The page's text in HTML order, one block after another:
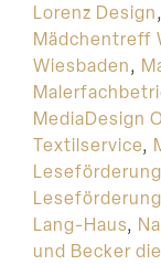
Lorenz Design,
Mädchentreff
Wiesbaden,
MediaDesign
Textilservice,
Leseförderung
Leseförderung
Lang-Haus,
und Becker